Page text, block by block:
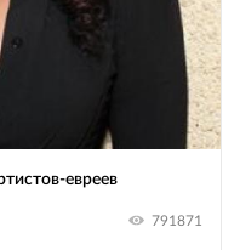
евреев
791871